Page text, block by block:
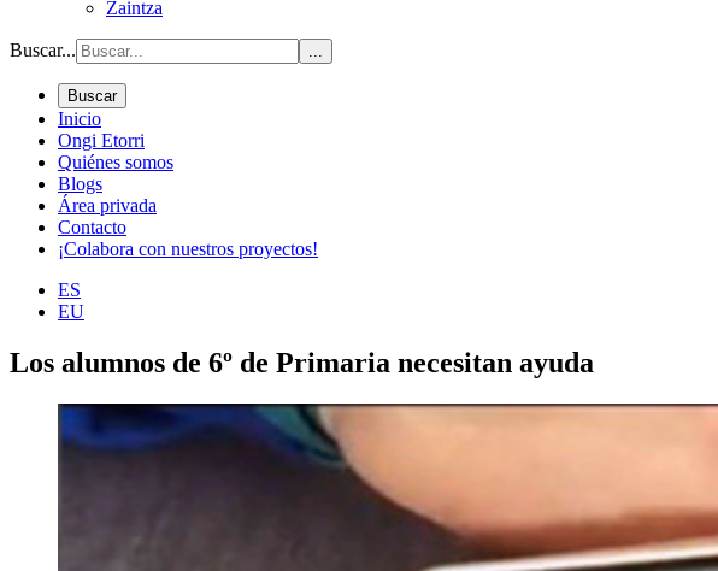
Zaintza
Buscar... ...
Buscar
Inicio
Ongi Etorri
Quiénes somos
Blogs
Área privada
Contacto
¡Colabora con nuestros proyectos!
ES
EU
Los alumnos de 6º de Primaria necesitan ayuda